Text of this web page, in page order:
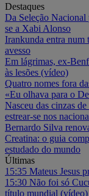
Destaques
Da Seleção Nacional
se a Xabi Alonso
Irankunda entra num
avesso
Em lágrimas, ex-
às lesões (vídeo)
Quatro nomes fora
«Eu olhava para o
Nasceu das cinzas
estrear-se nos
Bernardo Silva
Creatina: o guia
estudado do mundo
Últimas
15:35 Mateus Jesus
15:30 Não foi só
título mundial (vídeo)